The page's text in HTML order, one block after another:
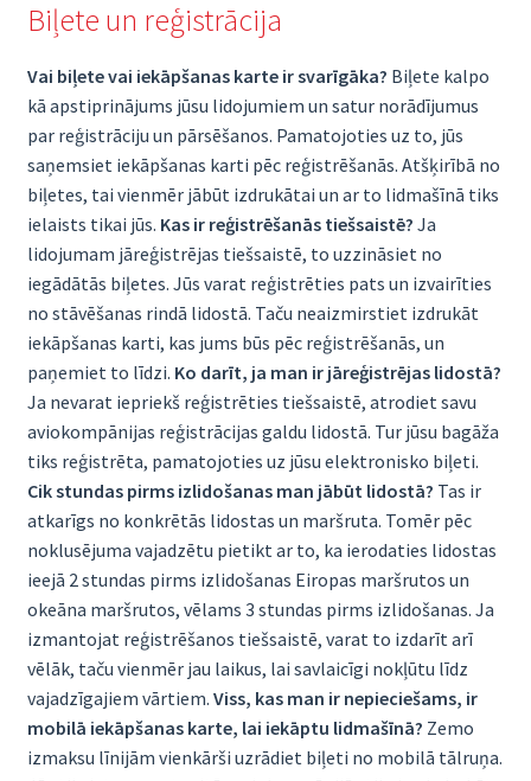
Biļete un reģistrācija
Vai biļete vai iekāpšanas karte ir svarīgāka? Biļete kalpo
kā apstiprinājums jūsu lidojumiem un satur norādījumus
par reģistrāciju un pārsēšanos. Pamatojoties uz to, jūs
saņemsiet iekāpšanas karti pēc reģistrēšanās. Atšķirībā no
biļetes, tai vienmēr jābūt izdrukātai un ar to lidmašīnā tiks
ielaists tikai jūs. Kas ir reģistrēšanās tiešsaistē? Ja
lidojumam jāreģistrējas tiešsaistē, to uzzināsiet no
iegādātās biļetes. Jūs varat reģistrēties pats un izvairīties
no stāvēšanas rindā lidostā. Taču neaizmirstiet izdrukāt
iekāpšanas karti, kas jums būs pēc reģistrēšanās, un
paņemiet to līdzi. Ko darīt, ja man ir jāreģistrējas lidostā?
Ja nevarat iepriekš reģistrēties tiešsaistē, atrodiet savu
aviokompānijas reģistrācijas galdu lidostā. Tur jūsu bagāža
tiks reģistrēta, pamatojoties uz jūsu elektronisko biļeti.
Cik stundas pirms izlidošanas man jābūt lidostā? Tas ir
atkarīgs no konkrētās lidostas un maršruta. Tomēr pēc
noklusējuma vajadzētu pietikt ar to, ka ierodaties lidostas
ieejā 2 stundas pirms izlidošanas Eiropas maršrutos un
okeāna maršrutos, vēlams 3 stundas pirms izlidošanas. Ja
izmantojat reģistrēšanos tiešsaistē, varat to izdarīt arī
vēlāk, taču vienmēr jau laikus, lai savlaicīgi nokļūtu līdz
vajadzīgajiem vārtiem. Viss, kas man ir nepieciešams, ir
mobilā iekāpšanas karte, lai iekāptu lidmašīnā? Zemo
izmaksu līnijām vienkārši uzrādiet biļeti no mobilā tālruņa.